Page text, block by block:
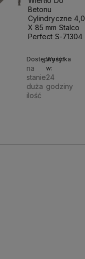
Betonu
Cylindryczne 4,0
X 85 mm Stalco
Perfect S-71304
Dostępność:
na
stanie
duża
ilość
Wysyłka
w:
24
godziny